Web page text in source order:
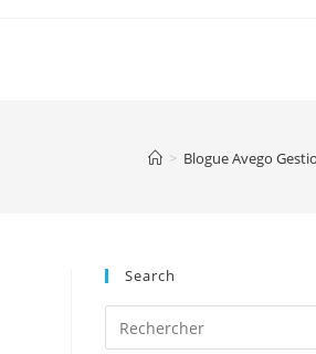
> Blogue Avego
Search